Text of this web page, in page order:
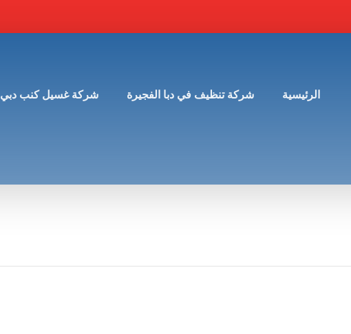
الرئيسية شركة تنظيف في دبا الفجيرة شركة غسيل كنب دبي